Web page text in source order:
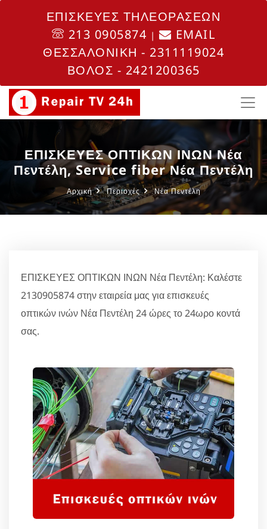
ΕΠΙΣΚΕΥΕΣ ΤΗΛΕΟΡΑΣΕΩΝ
213 0905874 |
EMAIL
ΘΕΣΣΑΛΟΝΙΚΗ - 2311119024
ΒΟΛΟΣ - 2421200365
ΕΠΙΣΚΕΥΕΣ ΟΠΤΙΚΩΝ ΙΝΩΝ Νέα
Πεντέλη, Service fiber Νέα Πεντέλη
Αρχική Περιοχές Νέα Πεντέλη
ΕΠΙΣΚΕΥΕΣ ΟΠΤΙΚΩΝ ΙΝΩΝ Νέα Πεντέλη: Καλέστε
2130905874 στην εταιρεία μας για επισκευές
οπτικών ινών Νέα Πεντέλη 24 ώρες το 24ωρο κοντά
σας.